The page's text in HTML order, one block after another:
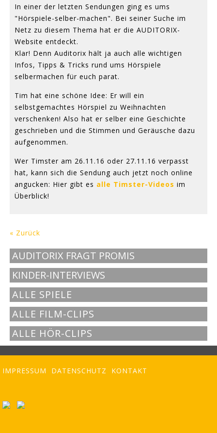
In einer der letzten Sendungen ging es ums
"Hörspiele-selber-machen". Bei seiner Suche im
Netz zu diesem Thema hat er die AUDITORIX-
Website entdeckt.
Klar! Denn Auditorix hält ja auch alle wichtigen
Infos, Tipps & Tricks rund ums Hörspiele
selbermachen für euch parat.
Tim hat eine schöne Idee: Er will ein
selbstgemachtes Hörspiel zu Weihnachten
verschenken! Also hat er selber eine Geschichte
geschrieben und die Stimmen und Geräusche dazu
aufgenommen.
Wer Timster am 26.11.16 oder 27.11.16 verpasst
hat, kann sich die Sendung auch jetzt noch online
angucken: Hier gibt es alle Timster-Videos im
Überblick!
« Zurück
AUDITORIX FRAGT PROMIS
KINDER-INTERVIEWS
ALLE SPIELE
ALLE FILM-CLIPS
ALLE HÖR-CLIPS
IMPRESSUM DATENSCHUTZ KONTAKT